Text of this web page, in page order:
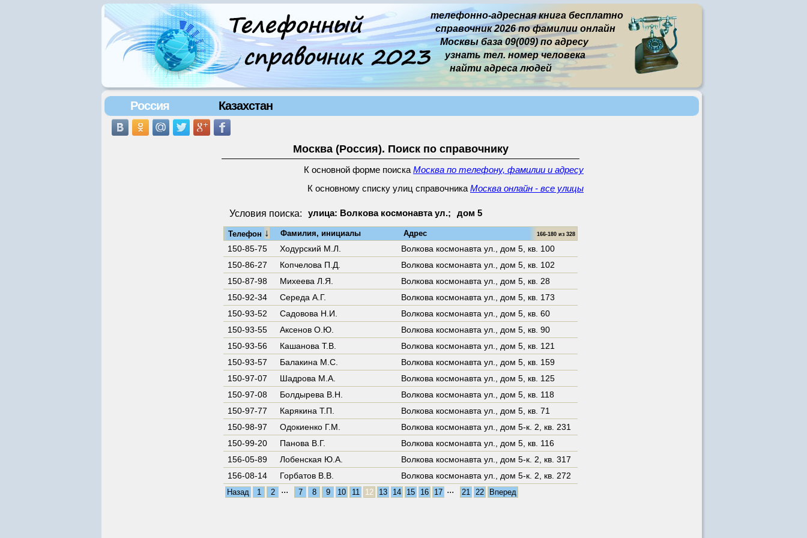
телефонно-адресная книга бесплатно
справочник 2026 по фамилии онлайн
Москвы база 09(009) по адресу
узнать тел. номер человека
найти адреса людей
Россия Казахстан
Москва (Россия). Поиск по справочнику
К основной форме поиска Москва по телефону, фамилии и адресу
К основному списку улиц справочника Москва онлайн - все улицы
Условия поиска: улица: Волкова космонавта ул.; дом 5
Телефон ↓ Фамилия, инициалы Адрес 166-180 из 328
150-85-75 Ходурский М.Л. Волкова космонавта ул., дом 5 кв. 100
150-86-27
Копчелова П.Д. Волкова космонавта ул., дом 5 кв. 102
150-87-98
Михеева Л.Я. Волкова космонавта ул., дом 5 кв. 28
150-92-34
Середа А.Г. Волкова космонавта ул., дом 5 кв. 173
150-93-52
Садовова Н.И. Волкова космонавта ул., дом 5 кв. 60
150-93-55
Аксенов О.Ю. Волкова космонавта ул., дом 5 кв. 90
150-93-56
Кашанова Т.В. Волкова космонавта ул., дом 5 кв. 121
150-93-57
Балакина М.С. Волкова космонавта ул., дом 5 кв. 159
150-97-07
Шадрова М.А. Волкова космонавта ул., дом 5 кв. 125
150-97-08
Болдырева В.Н. Волкова космонавта ул., дом 5 кв. 118
150-97-77
Карякина Т.П. Волкова космонавта ул., дом 5 кв. 71
150-98-97
Одокиенко Г.М. Волкова космонавта ул., дом 5-к. 2
кв. 231
150-99-20
Панова В.Г. Волкова космонавта ул., дом 5 кв. 116
156-05-89
Лобенская Ю.А. Волкова космонавта ул., дом 5-к. 2
кв. 317
156-08-14
Горбатов В.В. Волкова космонавта ул., дом 5-к. 2 кв. 272
Назад 1 2 ... 7 8 9 10 11 12 13 14 15 16 17 ... 21 22 Вперед